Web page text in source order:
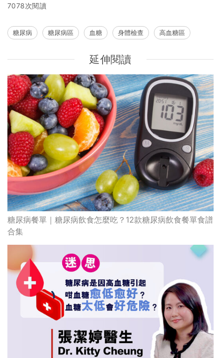
7078次閱讀
糖尿病 糖尿病區 血糖 身體檢查 高血糖區
延伸閱讀
糖尿病餐單｜糖尿病飲食怎麼吃？12款糖尿病飲食餐單食譜
合集